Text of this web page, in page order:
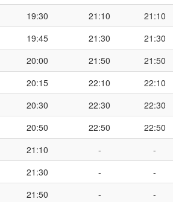
19:30 21:10
21:10
19:45 21:30
21:30
20:00 21:50
21:50
20:15 22:10
22:10
20:30 22:30
22:30
20:50 22:50
22:50
21:10 -
-
21:30 -
-
21:50 -
-